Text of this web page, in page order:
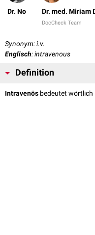
Dr. No Dr. med. Miriam
DocCheck Team
Synonym: i.v.
Englisch: intravenous
Definition
Intravenös bedeutet wörtlich